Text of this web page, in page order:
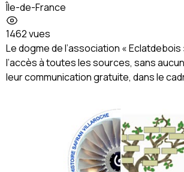
Île-de-France
1462 vues
Le dogme de l’association «
l’accès à toutes les sources, sans
leur communication gratuite, dans le